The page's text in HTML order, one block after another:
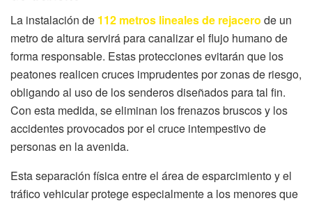
La instalación de 112 metros lineales de rejacero de un
metro de altura servirá para canalizar el flujo humano de
forma responsable. Estas protecciones evitarán que los
peatones realicen cruces imprudentes por zonas de riesgo,
obligando al uso de los senderos diseñados para tal fin.
Con esta medida, se eliminan los frenazos bruscos y los
accidentes provocados por el cruce intempestivo de
personas en la avenida.
Esta separación física entre el área de esparcimiento y el
tráfico vehicular protege especialmente a los menores que